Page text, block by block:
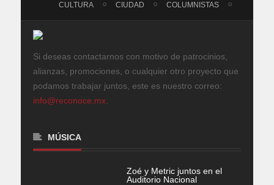
CULTURA CIUDAD COLUMNISTAS
Si deseas contactarnos con motivo de patrocinios,
alianzas, promociones, o cualquier otro proyecto que
podamos trabajar juntos, este es nuestro correo:
info@reconoce.mx
MÚSICA
Zoé y Metric juntos en el
Auditorio Nacional